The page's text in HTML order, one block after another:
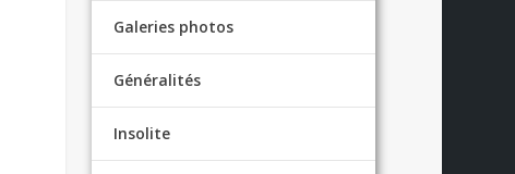
Galeries photos
Généralités
Insolite